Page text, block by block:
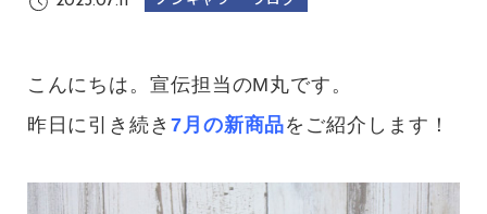
こんにちは。宣伝担当のM丸です。
昨日に引き続き 7月の新商品をご紹介します！